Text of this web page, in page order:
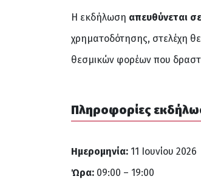
Η εκδήλωση απευθύνεται σε
χρηματοδότησης, στελέχη
θεσμικών φορέων που
Πληροφορίες
Ημερομηνία: 11 Ιουνίου 2026
Ώρα: 09:00 – 19:00